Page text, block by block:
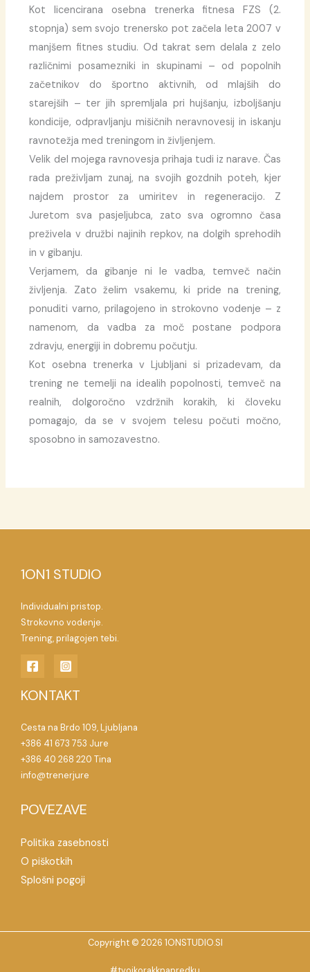
Kot licencirana osebna trenerka fitnesa FZS (2.
stopnja) sem svojo trenersko pot začela leta 2007 v
manjšem fitnes studiu. Od takrat sem delala z zelo
različnimi posamezniki in skupinami – od popolnih
začetnikov do športno aktivnih, od mlajših do
starejših – ter jih spremljala pri hujšanju, izboljšanju
kondicije, odpravljanju mišičnih neravnovesij in iskanju
ravnotežja med treningom in življenjem.
Velik del mojega ravnovesja prihaja tudi iz narave. Čas
rada preživljam zunaj, na svojih gozdnih poteh, kjer
najdem prostor za umiritev in regeneracijo. Z
Juretom sva pasjeljubca, zato sva ogromno časa
preživela v družbi najinih repkov, na dolgih sprehodih
in v gibanju.
Verjamem, da gibanje ni le vadba, temveč način
življenja. Zato želim vsakemu, ki pride na trening,
ponuditi varno, prilagojeno in strokovno vodenje – z
namenom, da vadba za moč postane podpora
zdravju, energiji in dobremu počutju.
Kot osebna trenerka v Ljubljani si prizadevam, da
trening ne temelji na idealih popolnosti, temveč na
realnih, dolgoročno vzdržnih korakih, ki človeku
pomagajo, da se v svojem telesu počuti močno,
sposobno in samozavestno.
1ON1 STUDIO
Individualni pristop.
Strokovno vodenje.
Trening, prilagojen tebi.
KONTAKT
Cesta na Brdo 109, Ljubljana
+386 41 673 753 Jure
+386 40 268 220 Tina
info@trenerjure
POVEZAVE
Politika zasebnosti
O piškotkih
Splošni pogoji
Copyright © 2026 1ONSTUDIO.SI